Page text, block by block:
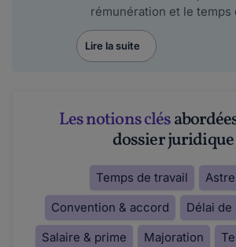
rémunération et le temps
Lire la suite
Les notions clés
dossier juridique
Temps de travail
Convention & accord
Délai
Salaire & prime
Majoration